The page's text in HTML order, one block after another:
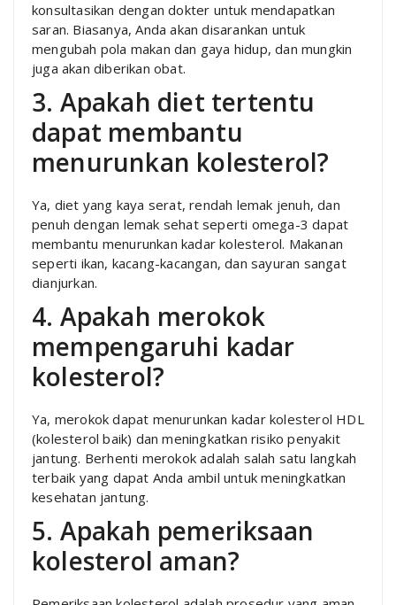
konsultasikan dengan dokter untuk mendapatkan
saran. Biasanya, Anda akan disarankan untuk
mengubah pola makan dan gaya hidup, dan mungkin
juga akan diberikan obat.
3. Apakah diet tertentu
dapat membantu
menurunkan kolesterol?
Ya, diet yang kaya serat, rendah lemak jenuh, dan
penuh dengan lemak sehat seperti omega-3 dapat
membantu menurunkan kadar kolesterol. Makanan
seperti ikan, kacang-kacangan, dan sayuran sangat
dianjurkan.
4. Apakah merokok
mempengaruhi kadar
kolesterol?
Ya, merokok dapat menurunkan kadar kolesterol HDL
(kolesterol baik) dan meningkatkan risiko penyakit
jantung. Berhenti merokok adalah salah satu langkah
terbaik yang dapat Anda ambil untuk meningkatkan
kesehatan jantung.
5. Apakah pemeriksaan
kolesterol aman?